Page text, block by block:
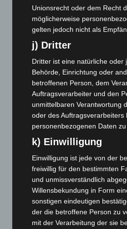
November 2024(94)
Oktober 2024(93)
September 2024(112)
August 2024(107)
Juli 2024(89)
Juni 2024
Mai 2024(149)
April 2024(102)
März 2024
Februar 2024(103)
Januar 2024(111)
Dezember 2023(130)
November 2023(130)
Oktober 2023(114)
September 2023(133)
Unionsrecht oder dem Recht
möglicherweise
gelten jedoch nicht als
j) Dritter
Dritter ist eine natürliche oder
Behörde, Einrichtung oder
betroffenen Person, dem
Auftragsverarbeiter und den
unmittelbaren Verantwortung
oder des Auftragsverarbeiters
personenbezogenen Daten
k) Einwilligung
Einwilligung ist jede von der
freiwillig für den bestimmten
und unmissverständlich
Willensbekundung in Form
sonstigen eindeutigen
der die betroffene Person zu
mit der Verarbeitung der sie